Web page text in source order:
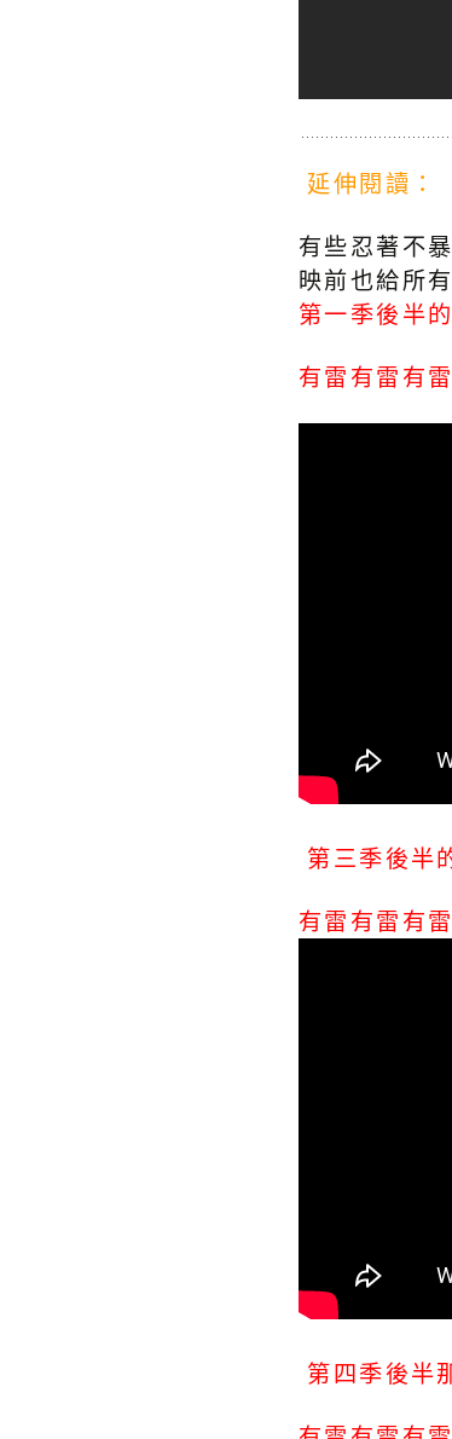
延伸閱讀：
有些忍著不
映前也給所
第一季後半
有雷有雷有
第三季後半
有雷有雷有
第四季後半